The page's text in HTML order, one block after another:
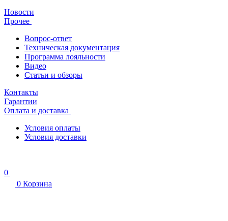
Новости
Прочее
Вопрос-ответ
Техническая документация
Программа лояльности
Видео
Статьи и обзоры
Контакты
Гарантии
Оплата и доставка
Условия оплаты
Условия доставки
0
0 Корзина